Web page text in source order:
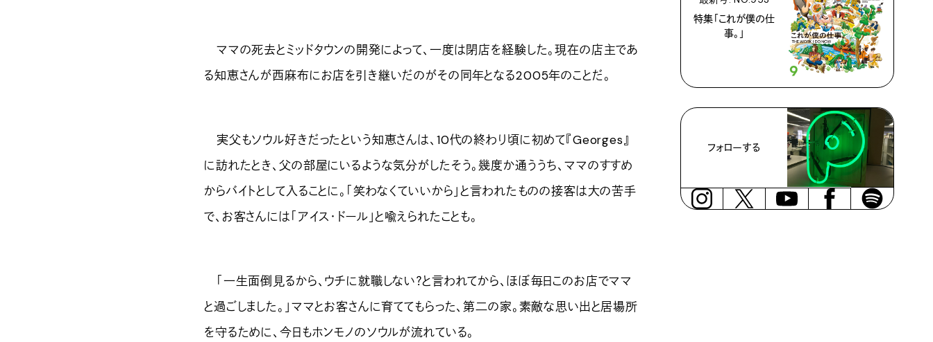
ママの死去とミッドタウンの開発によって、一度は閉店を経験した。現在の店主であ
る知恵さんが西麻布にお店を引き継いだのがその同年となる2005年のことだ。
実父もソウル好きだったという知恵さんは、10代の終わり頃に初めて『Georges』
に訪れたとき、父の部屋にいるような気分がしたそう。幾度か通ううち、ママのすすめ
からバイトとして入ることに。「笑わなくていいから」と言われたものの接客は大の苦手
で、お客さんには「アイス・ドール」と喩えられたことも。
「一生面倒見るから、ウチに就職しない？と言われてから、ほぼ毎日このお店でママ
と過ごしました。」ママとお客さんに育ててもらった、第二の家。素敵な思い出と居場所
を守るために、今日もホンモノのソウルが流れている。
特集「これが僕の仕
事。」
フォローする